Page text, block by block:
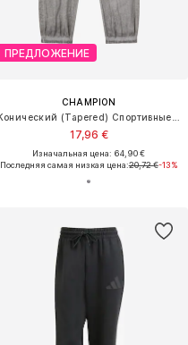
ПРЕДЛОЖЕНИЕ
CHAMPION
17,96 €
Изначальная цена: 64,90 €
Последняя самая низкая цена:20,72 €-13%